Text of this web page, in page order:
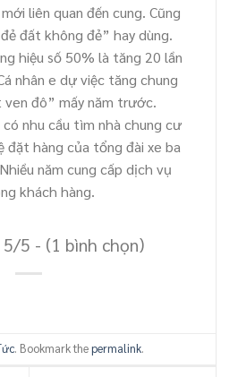
liên quan đến cung. Cũng
đất không đẻ” hay dùng.
hiệu số 50% là tăng 20 lần
nhân e dự việc tăng chung
đô” mấy năm trước.
nhu cầu tìm nhà chung cư
đặt hàng của tổng đài xe ba
năm cung cấp dịch vụ
khách hàng.
5/5 - (1 bình chọn)
. Bookmark thepermalink.